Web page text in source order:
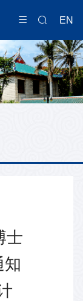
EN
士
知